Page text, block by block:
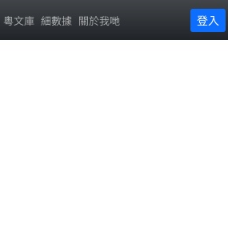
粵文庫 細數據 關於我哋 登入